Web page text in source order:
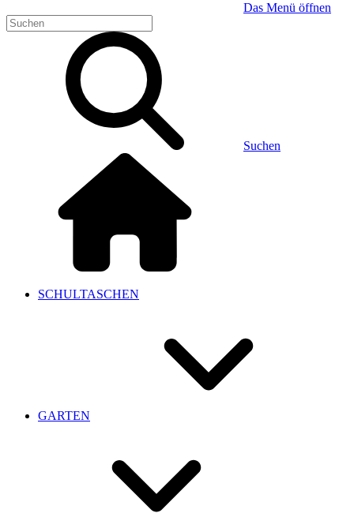
Das Menü öffnen
Suchen
SCHULTASCHEN
GARTEN